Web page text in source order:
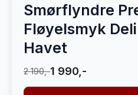
Smørflyndre
Fløyelsmyk
Havet
2 190,-1 990,-